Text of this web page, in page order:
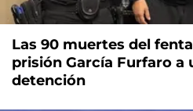
Las 90 muertes del
prisión García Furfaro a
detención